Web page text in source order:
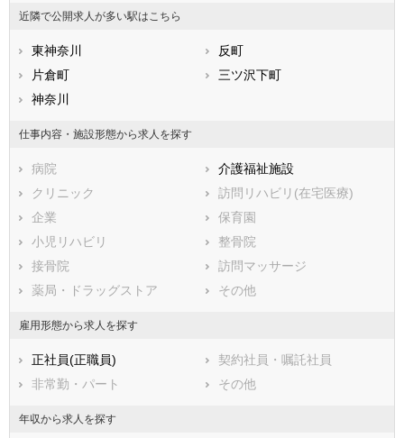
福岡県
佐賀県
熊本県
鹿児島県
横浜市港南区
横浜市緑区
横浜市瀬谷区
横浜市栄区
横浜市泉区
横浜市青葉区
川崎市中原区
川崎市高津区
川崎市多摩区
川崎市宮前区
川崎市麻生区
相模原市すべて
相模原市緑区
相模原市中央区
相模原市南区
市部
鎌倉市
藤沢市
小田原市
茅ヶ崎市
逗子市
近隣で公開求人が多い駅はこちら
東神奈川
反町
片倉町
三ツ沢下町
神奈川
仕事内容・施設形態から求人を探す
病院
介護福祉施設
クリニック
訪問リハビリ(在宅医療)
企業
保育園
小児リハビリ
整骨院
接骨院
訪問マッサージ
薬局・ドラッグストア
その他
雇用形態から求人を探す
正社員(正職員)
契約社員・嘱託社員
非常勤・パート
その他
年収から求人を探す